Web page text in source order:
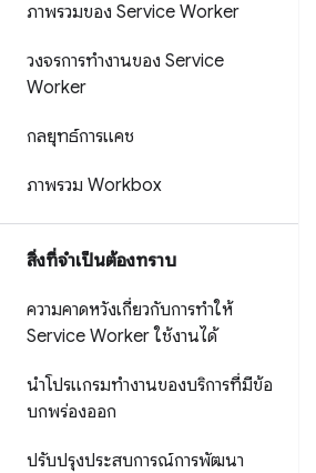
ภาพรวมของ Service Worker
วงจรการทำงานของ Service
Worker
กลยุทธ์การแคช
ภาพรวม Workbox
สิ่งที่จำเป็นต้องทราบ
ความคาดหวังเกี่ยวกับการทำให้
Service Worker ใช้งานได้
นำโปรแกรมทำงานของบริการที่มีข้อ
บกพร่องออก
ปรับปรุงประสบการณ์การพัฒนา